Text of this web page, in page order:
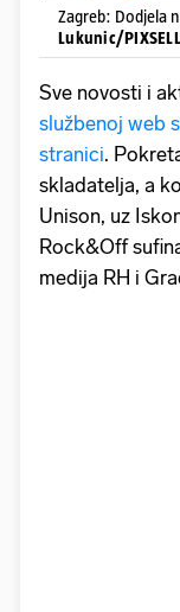
Zagreb: Dodjela
Lukunic/PIXSELL
Sve novosti i
službenoj web
stranici.
skladatelja, a
Unison, uz
Rock&Off
medija RH i